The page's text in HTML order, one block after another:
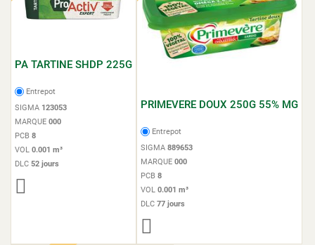
PA TARTINE SHDP 225G
Entrepot
SIGMA 123053
MARQUE 000
PCB 8
VOL 0.001 m³
DLC 52 jours
PRIMEVERE DOUX 250G 55% MG
Entrepot
SIGMA 889653
MARQUE 000
PCB 8
VOL 0.001 m³
DLC 77 jours